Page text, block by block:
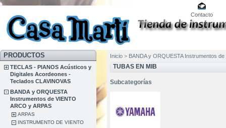
Contacto
PRODUCTOS
TECLAS - PIANOS Acústicos y
Digitales Acordeones -
Teclados CLAVINOVAS
BANDA y ORQUESTA
Instrumentos de VIENTO
ARCO y ARPAS
ARPAS
INSTRUMENTO DE VIENTO
Inicio > BANDA y ORQUESTA Instrumentos
TUBAS EN MIB
Subcategorías